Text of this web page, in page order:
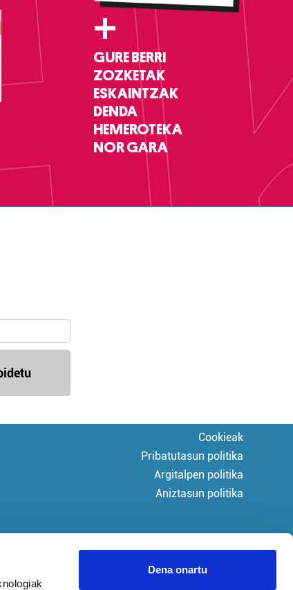
Dena onartu
+
GURE BERRI
ZOZKETAK
ESKAINTZAK
DENDA
HEMEROTEKA
NOR GARA
Cookieak
Pribatutasun politika
Argitalpen politika
Aniztasun politika